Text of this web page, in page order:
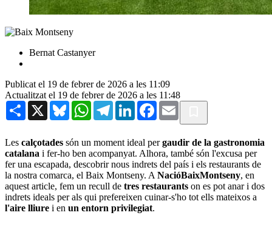
Bernat Castanyer
Publicat el 19 de febrer de 2026 a les 11:09
Actualitzat el 19 de febrer de 2026 a les 11:48
Share X BlueskyWhatsAppTelegramLinkedInFacebook
Email
Les calçotades són un moment ideal pergaudir de la gastronomia
catalana i fer-ho ben acompanyat. Alhora, també són l'excusa per
fer una escapada, descobrir nous indrets del país i els restaurants de
la nostra comarca, el Baix Montseny. A NacióBaixMontseny, en
aquest article, fem un recull de tres restaurants on es pot anar i dos
indrets ideals per als qui prefereixen cuinar-s'ho tot ells mateixos a
l'aire lliure i en un entorn privilegiat.